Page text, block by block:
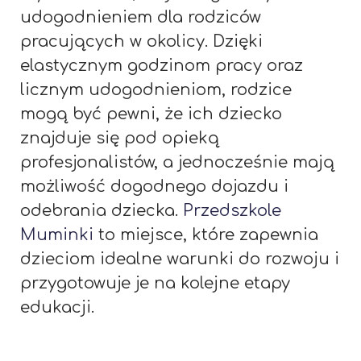
udogodnieniem dla rodziców
pracujących w okolicy. Dzięki
elastycznym godzinom pracy oraz
licznym udogodnieniom, rodzice
mogą być pewni, że ich dziecko
znajduje się pod opieką
profesjonalistów, a jednocześnie mają
możliwość dogodnego dojazdu i
odebrania dziecka. Przedszkole
Muminki to miejsce, które zapewnia
dzieciom idealne warunki do rozwoju i
przygotowuje je na kolejne etapy
edukacji.